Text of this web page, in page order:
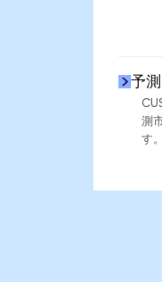
予測
測
す。